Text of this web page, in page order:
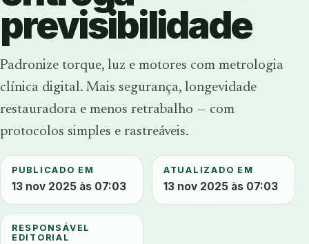
previsibilidade
Padronize torque, luz e motores com metrologia
clínica digital. Mais segurança, longevidade
restauradora e menos retrabalho — com
protocolos simples e rastreáveis.
PUBLICADO EM
13 nov 2025 às 07:03
ATUALIZADO EM
13 nov 2025 às 07:03
RESPONSÁVEL
EDITORIAL